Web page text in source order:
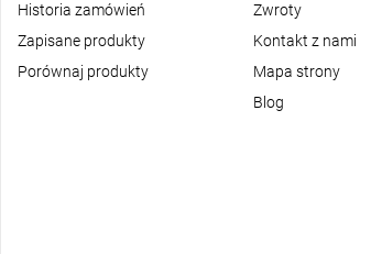
Historia zamówień
Zapisane produkty
Porównaj produkty
Zwroty
Kontakt z nami
Mapa strony
Blog